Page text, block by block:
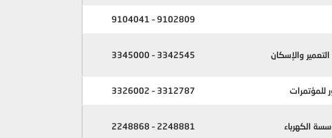
9102809 – 9104041
والإسكان 3342545 – 3345000
للمؤتمرات 3312787 – 3326002
الكهرباء 2248881 – 2248868